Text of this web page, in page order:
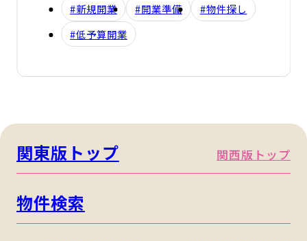
#新規開業 #開業準備
#物件探し
#低予算開業
関東版トップ 関西版トップ
物件検索